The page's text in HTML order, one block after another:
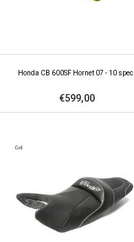
Honda CB 600SF Hornet 07 - 10 spec.
€599,00